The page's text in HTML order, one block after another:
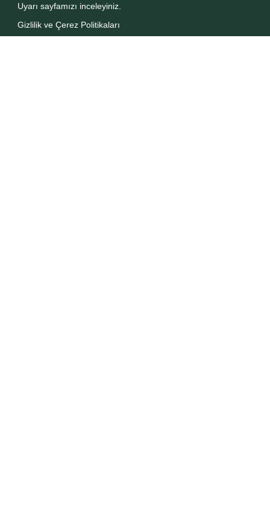
Uyarı sayfamızı inceleyiniz.
Gizlilik ve Çerez Politikaları